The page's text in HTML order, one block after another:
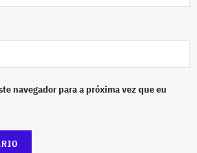
navegador para a próxima vez que eu